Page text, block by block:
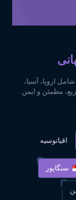
موقعیت جهانی شامل اروپا، آسیا،
مطمئن و ایمن
اقیانوسیه
سنگاپور